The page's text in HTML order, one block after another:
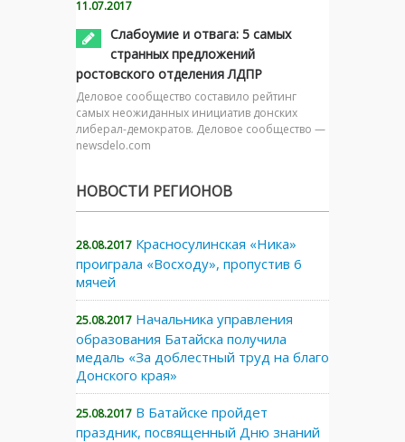
11.07.2017
Слабоумие и отвага: 5 самых
странных предложений
ростовского отделения ЛДПР
Деловое сообщество составило рейтинг
самых неожиданных инициатив донских
либерал-демократов. Деловое сообщество —
newsdelo.com
НОВОСТИ РЕГИОНОВ
28.08.2017 Красносулинская «Ника»
проиграла «Восходу», пропустив 6
мячей
25.08.2017 Начальника управления
образования Батайска получила
медаль «За доблестный труд на благо
Донского края»
25.08.2017 В Батайске пройдет
праздник, посвященный Дню знаний